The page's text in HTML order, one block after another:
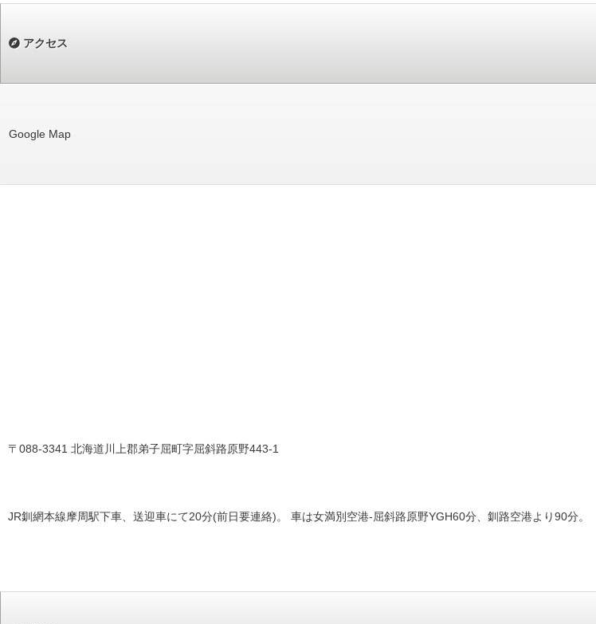
アクセス
Google Map
〒088-3341 北海道川上郡弟子屈町字屈斜路原野443-1
JR釧網本線摩周駅下車、送迎車にて20分(前日要連絡)。 車は女満別空港-屈斜路原野YGH60分、釧路空港より90分。